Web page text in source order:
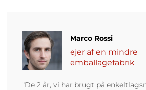
Marco Rossi
ejer af en mindre
emballagefabrik
"De 2 år, vi har brugt på